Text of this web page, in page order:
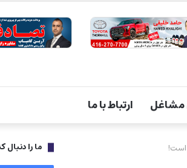
مشاغل ارتباط با ما
است! ما را دنبال